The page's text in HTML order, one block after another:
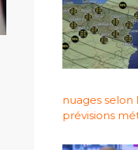
nuages ​​selon
prévisions